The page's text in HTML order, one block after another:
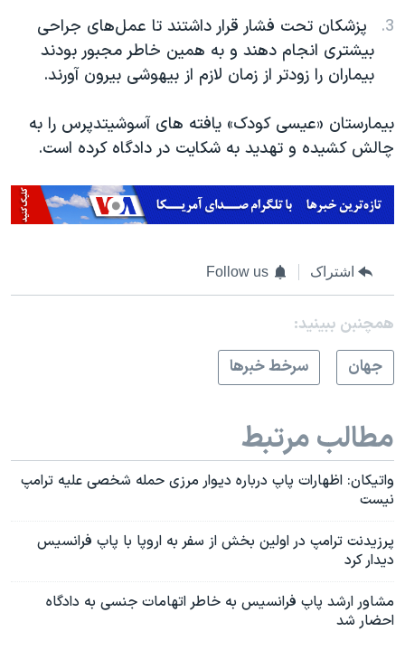
پزشکان تحت فشار قرار داشتند تا عمل‌های جراحی
بیشتری انجام دهند و به همین خاطر مجبور بودند
بیماران را زودتر از زمان لازم از بیهوشی بیرون آورند.
بیمارستان «عیسی کودک» یافته های آسوشیتدپرس را به
چالش کشیده و تهدید به شکایت در دادگاه کرده است.
اشتراک Follow us
همچنبن ببینید:
جهان
سرخط خبرها
مطالب مرتبط
واتیکان: اظهارات پاپ درباره دیوار مرزی حمله شخصی علیه ترامپ
نیست
پرزیدنت ترامپ در اولین بخش از سفر به اروپا با پاپ فرانسیس
دیدار کرد
مشاور ارشد پاپ فرانسیس به خاطر اتهامات جنسی به دادگاه
احضار شد